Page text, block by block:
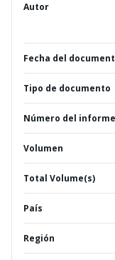
Autor
Fecha del
Tipo de documento
Número del informe
Volumen
Total Volume(s)
País
Región